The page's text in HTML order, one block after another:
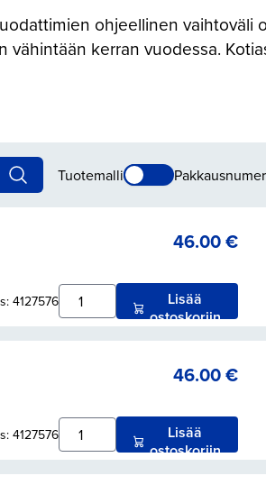
ohjeellinen vaihtoväli
vähintään kerran vuodessa.
Tuotemalli
46.00€
4127576
Lisää
ostoskoriin
46.00€
4127576
Lisää
ostoskoriin